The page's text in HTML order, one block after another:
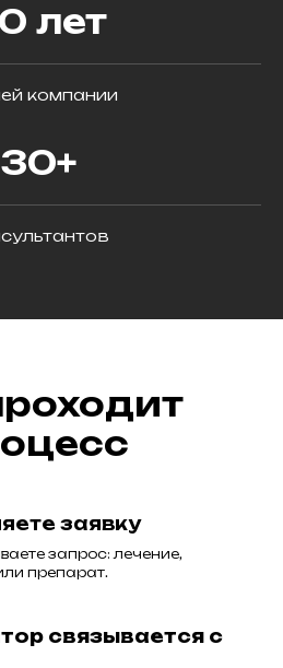
лет
компании
30+
заявку
запрос: лечение,
препарат.
связывается с